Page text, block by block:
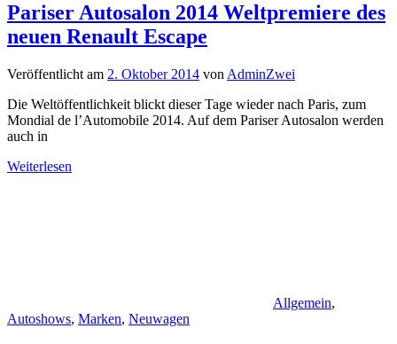
Pariser Autosalon 2014 Weltpremiere des
neuen Renault Escape
Veröffentlicht am 2. Oktober 2014 von AdminZwei
Die Weltöffentlichkeit blickt dieser Tage wieder nach Paris, zum
Mondial de l’Automobile 2014. Auf dem Pariser Autosalon werden
auch in
Weiterlesen
Allgemein,
Autoshows, Marken, Neuwagen